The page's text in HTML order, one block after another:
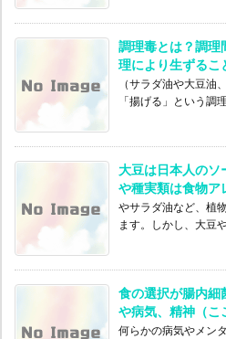
調理毒とは？調理
理により生ずるこ
（サラダ油や大豆油
「揚げる」という調
大豆は日本人のソ
や種実類は食物ア
やサラダ油など、植
ます。しかし、大豆
食の選択が腸内細
や病気、精神（こ
何らかの病気やメン